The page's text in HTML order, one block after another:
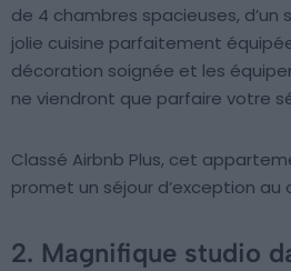
de 4 chambres spacieuses, d’un
jolie cuisine parfaitement
décoration soignée et les
ne viendront que parfaire votre
Classé Airbnb Plus, cet
promet un séjour d’exception au
2. Magnifique studio